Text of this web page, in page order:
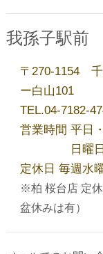
今年も開
ゴールデ
アーカイブ
我孫子駅前
〒270-1154 千
ー白山101
TEL.04-7182-
営業時間 平日
日曜日・祝
定休日 毎週水
※柏 桜台店 定
盆休みは有）